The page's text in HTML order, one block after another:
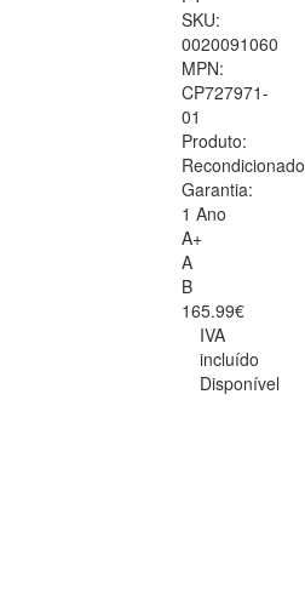
SKU:
0020091060
MPN:
CP727971-
01
Produto:
Recondicionado
Garantia:
1 Ano
A+
A
B
165.99€
IVA
incluído
Disponível